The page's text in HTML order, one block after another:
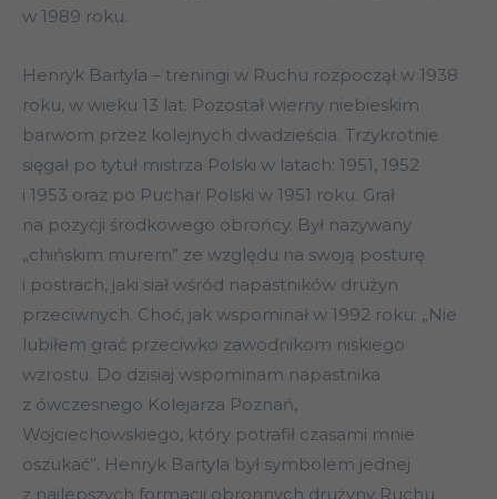
w 1989 roku.
Henryk Bartyla – treningi w Ruchu rozpoczął w 1938
roku, w wieku 13 lat. Pozostał wierny niebieskim
barwom przez kolejnych dwadzieścia. Trzykrotnie
sięgał po tytuł mistrza Polski w latach: 1951, 1952
i 1953 oraz po Puchar Polski w 1951 roku. Grał
na pozycji środkowego obrońcy. Był nazywany
„chińskim murem” ze względu na swoją posturę
i postrach, jaki siał wśród napastników drużyn
przeciwnych. Choć, jak wspominał w 1992 roku: „Nie
lubiłem grać przeciwko zawodnikom niskiego
wzrostu. Do dzisiaj wspominam napastnika
z ówczesnego Kolejarza Poznań,
Wojciechowskiego, który potrafił czasami mnie
oszukać”. Henryk Bartyla był symbolem jednej
z najlepszych formacji obronnych drużyny Ruchu